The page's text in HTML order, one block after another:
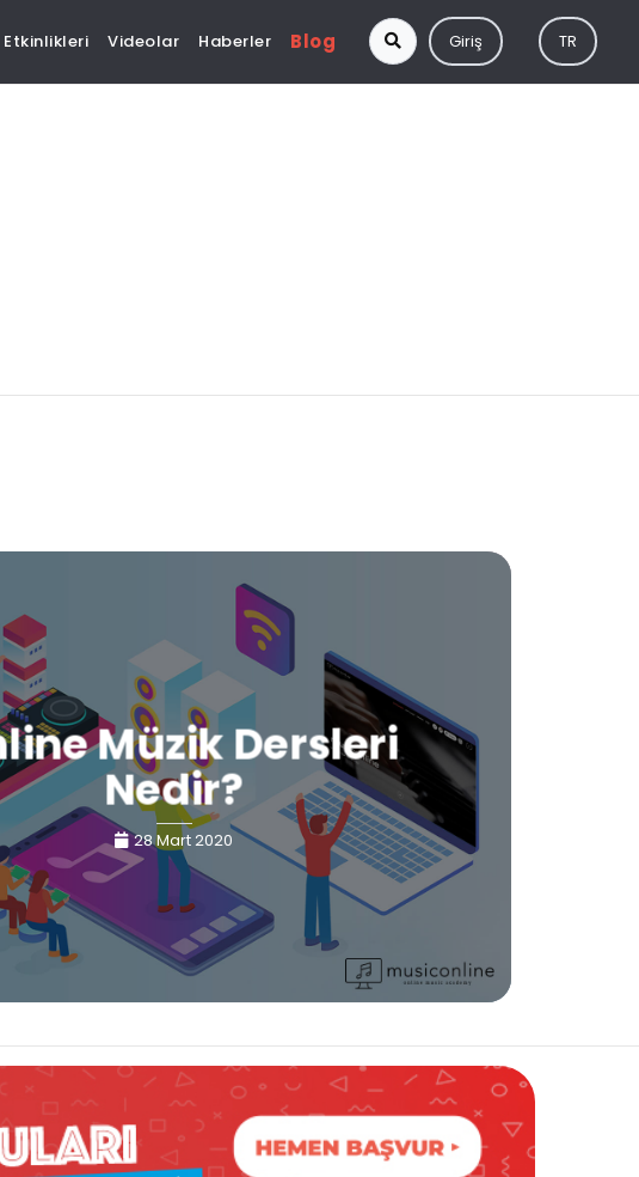
Etkinlikleri Videolar Haberler Blog Giriş TR
Müzik Dersleri
Nedir?
28 Mart 2020